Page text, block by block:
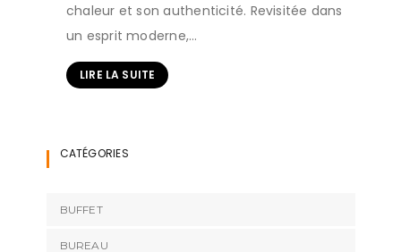
chaleur et son authenticité. Revisitée dans
un esprit moderne,…
LIRE LA SUITE
CATÉGORIES
BUFFET
BUREAU